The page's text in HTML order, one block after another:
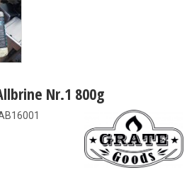
Nr.1 800g